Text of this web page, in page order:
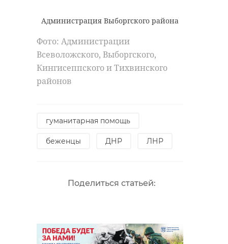
Администрация Выборгского района
Фото: Администрации
Всеволожского, Выборгского,
Кингисеппского и Тихвинского
районов
гуманитарная помощь
беженцы ДНР ЛНР
Поделиться статьей: